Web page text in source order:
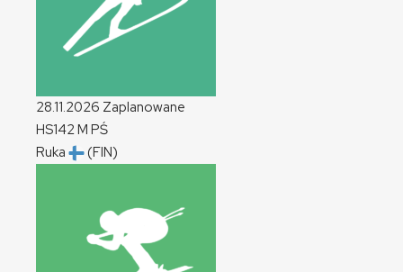
28.11.2026 Zaplanowane
HS142M PŚ
Ruka
(FIN)